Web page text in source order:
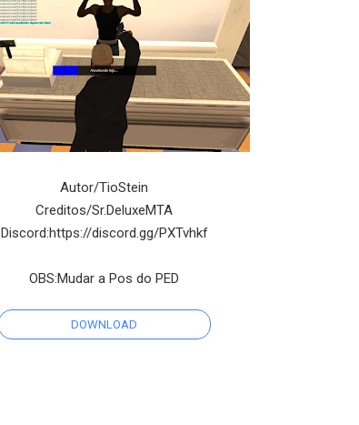
Autor/TioStein
Creditos/Sr.DeluxeMTA
Discord:https://discord.gg/PXTvhkf
OBS:Mudar a Pos do PED
DOWNLOAD